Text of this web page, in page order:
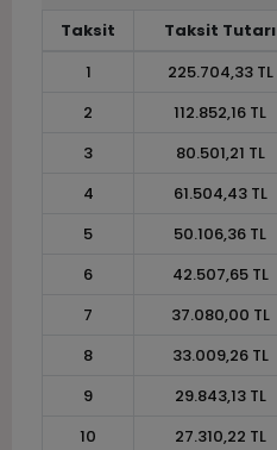
Taksit Taksit Tutarı
1
225.704,33 TL
2
112.852,16 TL
3
80.501,21 TL
4
61.504,43 TL
5
50.106,36 TL
6
42.507,65 TL
7
37.080,00 TL
8
33.009,26 TL
9
29.843,13 TL
10
27.310,22 TL